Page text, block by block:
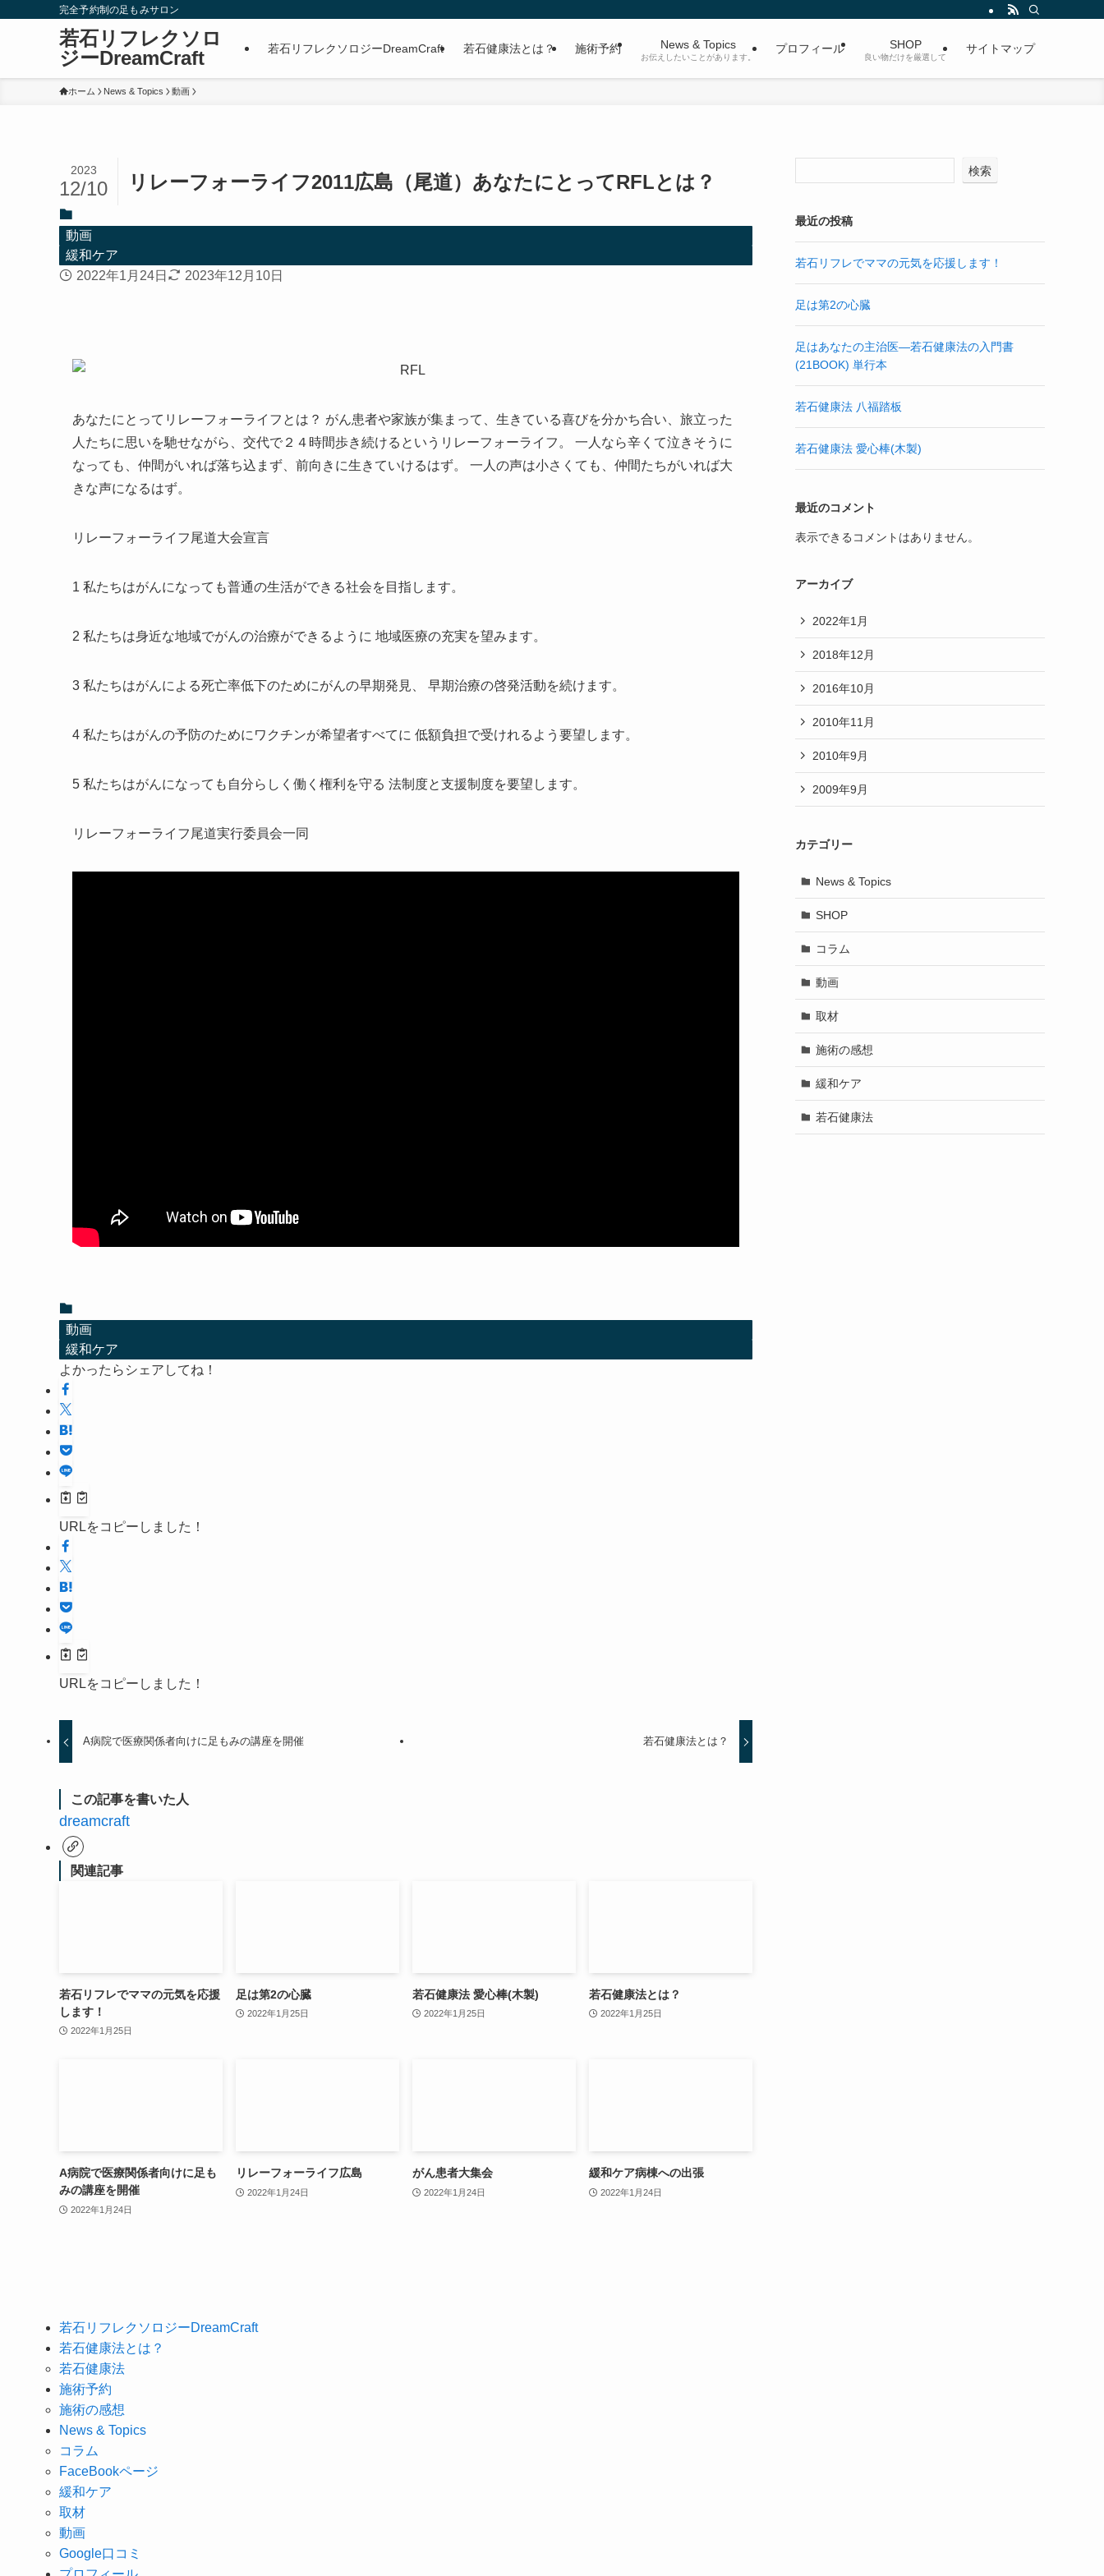
完全予約制の足もみサロン
若石リフレクソロ
ジーDreamCraft
若石リフレクソロジーDreamCraft 若石健康法とは？ 施術予約 News & Topics
お伝えしたいことがあります。
プロフィール SHOP
良い物だけを厳選して
サイトマップ
ホーム News & Topics 動画
リレーフォーライフ2011広島（尾道）あなたにとってRFLとは？
2023
12/10
動画
緩和ケア
2022年1月24日
2023年12月10日
あなたにとってリレーフォーライフとは？ がん患者や家族が集まって、生きている喜びを分かち合い、旅立った
人たちに思いを馳せながら、交代で２４時間歩き続けるというリレーフォーライフ。 一人なら辛くて泣きそうに
なっても、仲間がいれば落ち込まず、前向きに生きていけるはず。 一人の声は小さくても、仲間たちがいれば大
きな声になるはず。
リレーフォーライフ尾道大会宣言
1 私たちはがんになっても普通の生活ができる社会を目指します。
2 私たちは身近な地域でがんの治療ができるように 地域医療の充実を望みます。
3 私たちはがんによる死亡率低下のためにがんの早期発見、 早期治療の啓発活動を続けます。
4 私たちはがんの予防のためにワクチンが希望者すべてに 低額負担で受けれるよう要望します。
5 私たちはがんになっても自分らしく働く権利を守る 法制度と支援制度を要望します。
リレーフォーライフ尾道実行委員会一同
動画
緩和ケア
よかったらシェアしてね！
URLをコピーしました！
URLをコピーしました！
A病院で医療関係者向けに足もみの講座を開催 若石健康法とは？
この記事を書いた人
dreamcraft
関連記事
若石リフレでママの元気を応援
します！
2022年1月25日
足は第2の心臓
2022年1月25日
若石健康法 愛心棒(木製)
2022年1月25日
若石健康法とは？
2022年1月25日
A病院で医療関係者向けに足も
みの講座を開催
2022年1月24日
リレーフォーライフ広島
2022年1月24日
がん患者大集会
2022年1月24日
緩和ケア病棟への出張
2022年1月24日
検索
最近の投稿
若石リフレでママの元気を応援します！
足は第2の心臓
足はあなたの主治医―若石健康法の入門書
(21BOOK) 単行本
若石健康法 八福踏板
若石健康法 愛心棒(木製)
最近のコメント
表示できるコメントはありません。
アーカイブ
2022年1月
2018年12月
2016年10月
2010年11月
2010年9月
2009年9月
カテゴリー
News & Topics
SHOP
コラム
動画
取材
施術の感想
緩和ケア
若石健康法
若石リフレクソロジーDreamCraft
若石健康法とは？
若石健康法
施術予約
施術の感想
News & Topics
コラム
FaceBookページ
緩和ケア
取材
動画
Google口コミ